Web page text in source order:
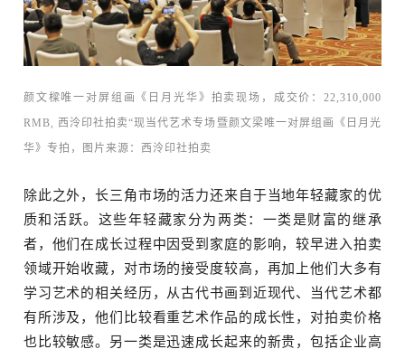
颜文樑唯一对屏组画《日月光华》拍卖现场，成交价：22,310,000
RMB, 西泠印社拍卖“现当代艺术专场暨颜文梁唯一对屏组画《日月光
华》专拍，图片来源： 西泠印社拍卖
除此之外，长三角市场的活力还来自于当地年轻藏家的优
质和活跃。这些年轻藏家分为两类：一类是财富的继承
者，他们在成长过程中因受到家庭的影响，较早进入拍卖
领域开始收藏，对市场的接受度较高，再加上他们大多有
学习艺术的相关经历，从古代书画到近现代、当代艺术都
有所涉及，他们比较看重艺术作品的成长性，对拍卖价格
也比较敏感。另一类是迅速成长起来的新贵，包括企业高